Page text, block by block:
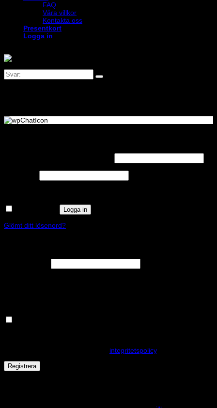
FAQ
Våra villkor
Kontakta oss
Presentkort
Logga in
Logga in
Glömt ditt lösenord?
integritetspolicy.
Registrera